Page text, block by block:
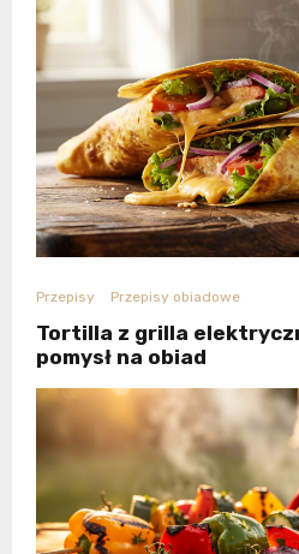
Przepisy Przepisy obiadowe
Tortilla z grilla
pomysł na obiad